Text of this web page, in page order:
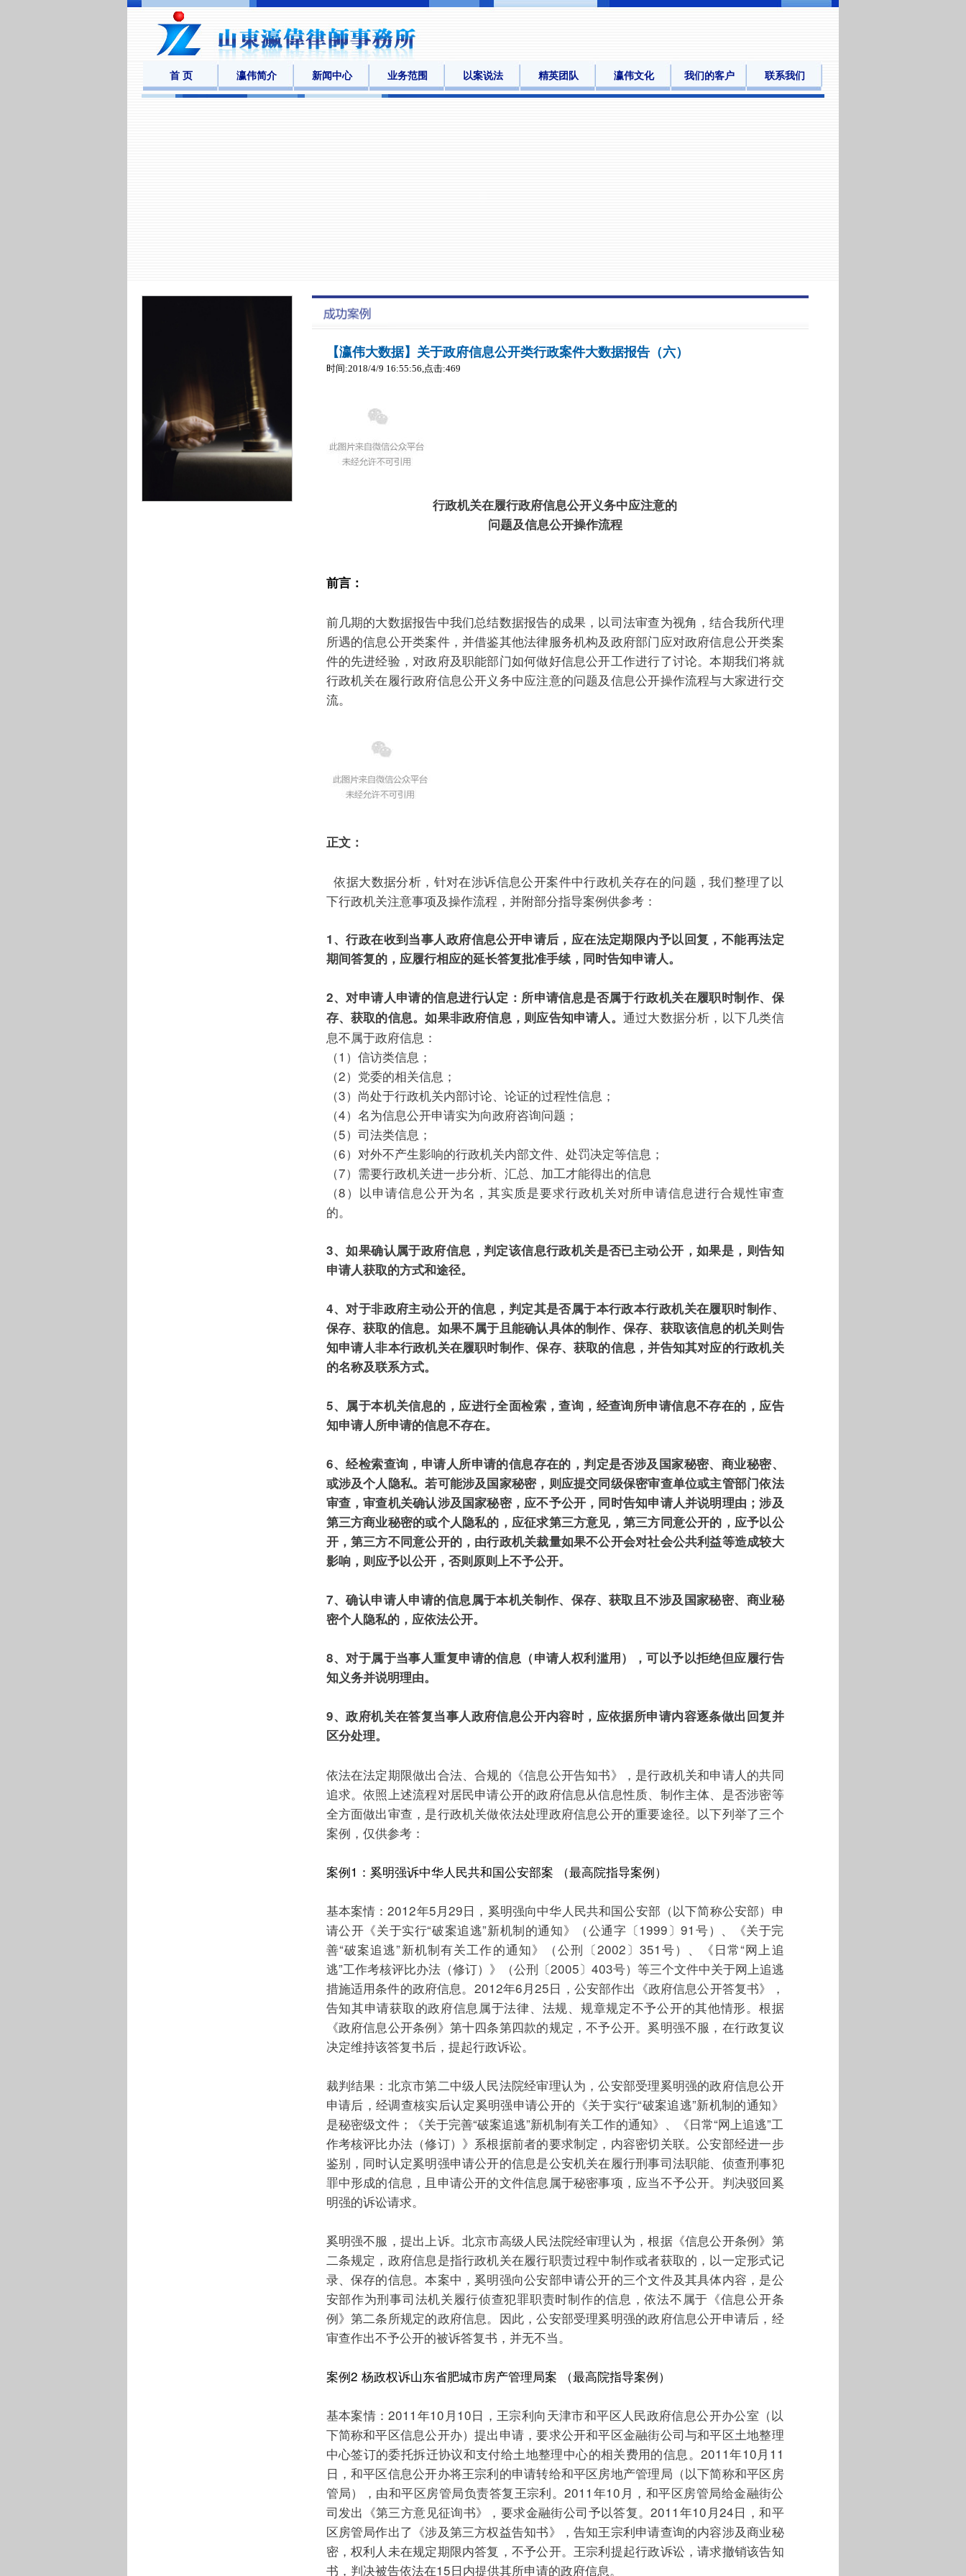
首 页 瀛伟简介 新闻中心 业务范围 以案说法 精英团队 瀛伟文化 我们的客户 联系我们
【瀛伟大数据】关于政府信息公开类行政案件大数据报告（六）
时间:2018/4/9 16:55:56,点击:469
行政机关在履行政府信息公开义务中应注意的
问题及信息公开操作流程
前言：
前几期的大数据报告中我们总结数据报告的成果，以司法审查为视角，结合我所代理
所遇的信息公开类案件，并借鉴其他法律服务机构及政府部门应对政府信息公开类案
件的先进经验，对政府及职能部门如何做好信息公开工作进行了讨论。本期我们将就
行政机关在履行政府信息公开义务中应注意的问题及信息公开操作流程与大家进行交
流。
正文：
依据大数据分析，针对在涉诉信息公开案件中行政机关存在的问题，我们整理了以
下行政机关注意事项及操作流程，并附部分指导案例供参考：
1、行政在收到当事人政府信息公开申请后，应在法定期限内予以回复，不能再法定
期间答复的，应履行相应的延长答复批准手续，同时告知申请人。
2、对申请人申请的信息进行认定：所申请信息是否属于行政机关在履职时制作、保
存、获取的信息。如果非政府信息，则应告知申请人。 通过大数据分析，以下几类信
息不属于政府信息：
（1）信访类信息；
（2）党委的相关信息；
（3）尚处于行政机关内部讨论、论证的过程性信息；
（4）名为信息公开申请实为向政府咨询问题；
（5）司法类信息；
（6）对外不产生影响的行政机关内部文件、处罚决定等信息；
（7）需要行政机关进一步分析、汇总、加工才能得出的信息
（8）以申请信息公开为名，其实质是要求行政机关对所申请信息进行合规性审查
的。
3、如果确认属于政府信息，判定该信息行政机关是否已主动公开，如果是，则告知
申请人获取的方式和途径。
4、对于非政府主动公开的信息，判定其是否属于本行政本行政机关在履职时制作、
保存、获取的信息。如果不属于且能确认具体的制作、保存、获取该信息的机关则告
知申请人非本行政机关在履职时制作、保存、获取的信息，并告知其对应的行政机关
的名称及联系方式。
5、属于本机关信息的，应进行全面检索，查询，经查询所申请信息不存在的，应告
知申请人所申请的信息不存在。
6、经检索查询，申请人所申请的信息存在的，判定是否涉及国家秘密、商业秘密、
或涉及个人隐私。若可能涉及国家秘密，则应提交同级保密审查单位或主管部门依法
审查，审查机关确认涉及国家秘密，应不予公开，同时告知申请人并说明理由；涉及
第三方商业秘密的或个人隐私的，应征求第三方意见，第三方同意公开的，应予以公
开，第三方不同意公开的，由行政机关裁量如果不公开会对社会公共利益等造成较大
影响，则应予以公开，否则原则上不予公开。
7、确认申请人申请的信息属于本机关制作、保存、获取且不涉及国家秘密、商业秘
密个人隐私的，应依法公开。
8、对于属于当事人重复申请的信息（申请人权利滥用），可以予以拒绝但应履行告
知义务并说明理由。
9、政府机关在答复当事人政府信息公开内容时，应依据所申请内容逐条做出回复并
区分处理。
依法在法定期限做出合法、合规的《信息公开告知书》，是行政机关和申请人的共同
追求。依照上述流程对居民申请公开的政府信息从信息性质、制作主体、是否涉密等
全方面做出审查，是行政机关做依法处理政府信息公开的重要途径。以下列举了三个
案例，仅供参考：
案例1：奚明强诉中华人民共和国公安部案 （最高院指导案例）
基本案情：2012年5月29日，奚明强向中华人民共和国公安部（以下简称公安部）申
请公开《关于实行“破案追逃”新机制的通知》（公通字〔1999〕91号）、《关于完
善“破案追逃”新机制有关工作的通知》（公刑〔2002〕351号）、《日常“网上追
逃”工作考核评比办法（修订）》（公刑〔2005〕403号）等三个文件中关于网上追逃
措施适用条件的政府信息。2012年6月25日，公安部作出《政府信息公开答复书》，
告知其申请获取的政府信息属于法律、法规、规章规定不予公开的其他情形。根据
《政府信息公开条例》第十四条第四款的规定，不予公开。奚明强不服，在行政复议
决定维持该答复书后，提起行政诉讼。
裁判结果：北京市第二中级人民法院经审理认为，公安部受理奚明强的政府信息公开
申请后，经调查核实后认定奚明强申请公开的《关于实行“破案追逃”新机制的通知》
是秘密级文件；《关于完善“破案追逃”新机制有关工作的通知》、《日常“网上追逃”工
作考核评比办法（修订）》系根据前者的要求制定，内容密切关联。公安部经进一步
鉴别，同时认定奚明强申请公开的信息是公安机关在履行刑事司法职能、侦查刑事犯
罪中形成的信息，且申请公开的文件信息属于秘密事项，应当不予公开。判决驳回奚
明强的诉讼请求。
奚明强不服，提出上诉。北京市高级人民法院经审理认为，根据《信息公开条例》第
二条规定，政府信息是指行政机关在履行职责过程中制作或者获取的，以一定形式记
录、保存的信息。本案中，奚明强向公安部申请公开的三个文件及其具体内容，是公
安部作为刑事司法机关履行侦查犯罪职责时制作的信息，依法不属于《信息公开条
例》第二条所规定的政府信息。因此，公安部受理奚明强的政府信息公开申请后，经
审查作出不予公开的被诉答复书，并无不当。
案例2 杨政权诉山东省肥城市房产管理局案 （最高院指导案例）
基本案情：2011年10月10日，王宗利向天津市和平区人民政府信息公开办公室（以
下简称和平区信息公开办）提出申请，要求公开和平区金融街公司与和平区土地整理
中心签订的委托拆迁协议和支付给土地整理中心的相关费用的信息。2011年10月11
日，和平区信息公开办将王宗利的申请转给和平区房地产管理局（以下简称和平区房
管局），由和平区房管局负责答复王宗利。2011年10月，和平区房管局给金融街公
司发出《第三方意见征询书》，要求金融街公司予以答复。2011年10月24日，和平
区房管局作出了《涉及第三方权益告知书》，告知王宗利申请查询的内容涉及商业秘
密，权利人未在规定期限内答复，不予公开。王宗利提起行政诉讼，请求撤销该告知
书，判决被告依法在15日内提供其所申请的政府信息。